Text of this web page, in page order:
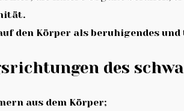
den Körper als beruhigendes
des
aus dem Körper;